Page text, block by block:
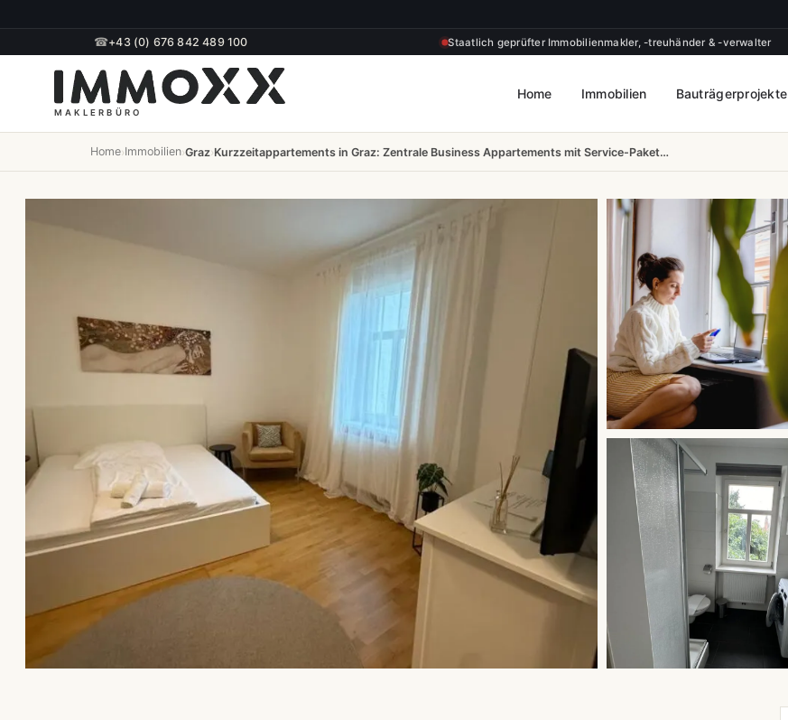
☎+43 (0) 676 842 489 100 Staatlich geprüfter Immobilienmakler, -treuhänder & -verwalter
Home Immobilien Bauträgerprojekte
Home›Immobilien›Graz›Kurzzeitappartements in Graz: Zentrale Business Appartements mit Service-Paket…